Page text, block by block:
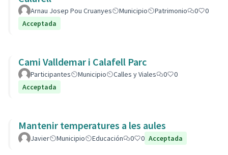
Arnau Josep Pou Cruanyes Municipio Patrimonio 0
0
Acceptada
Cami Valldemar i Calafell Parc
Participantes Municipio Calles y Viales 0
0
Acceptada
Mantenir temperatures a les aules
Javier Municipio Educación 0 0 Acceptada